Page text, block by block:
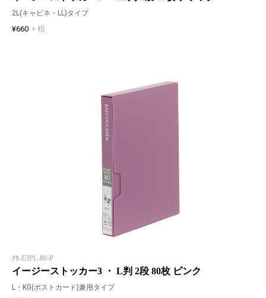
2L(キャビネ・LL)タイプ
¥660 + 税
ｱｶ-E3PL-80-P
イージーストッカー3 ・ L判 2段 80枚 ピンク
L・KG(ポストカード)兼用タイプ